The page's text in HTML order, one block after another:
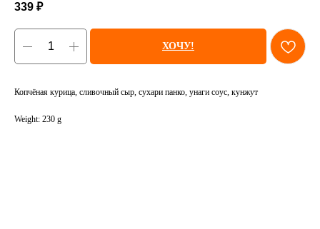
339 ₽
ХОЧУ!
Копчёная курица, сливочный сыр, сухари панко, унаги соус, кунжут
Weight: 230 g